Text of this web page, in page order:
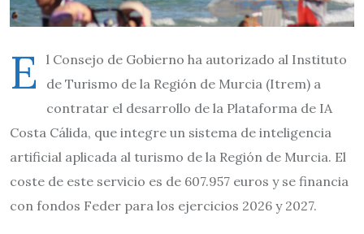
E
l Consejo de Gobierno ha autorizado al Instituto
de Turismo de la Región de Murcia (Itrem) a
contratar el desarrollo de la Plataforma de IA
Costa Cálida, que integre un sistema de inteligencia
artificial aplicada al turismo de la Región de Murcia. El
coste de este servicio es de 607.957 euros y se financia
con fondos Feder para los ejercicios 2026 y 2027.